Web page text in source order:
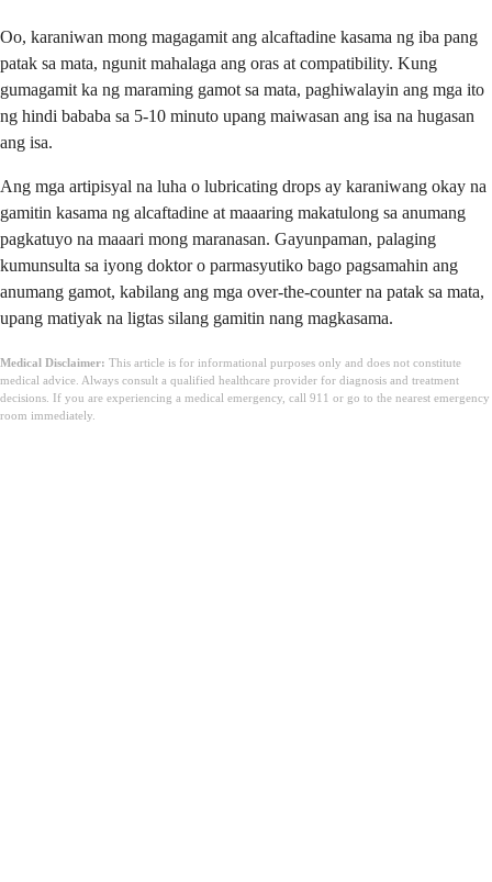
Oo, karaniwan mong magagamit ang alcaftadine kasama ng iba pang
patak sa mata, ngunit mahalaga ang oras at compatibility. Kung
gumagamit ka ng maraming gamot sa mata, paghiwalayin ang mga ito
ng hindi bababa sa 5-10 minuto upang maiwasan ang isa na hugasan
ang isa.
Ang mga artipisyal na luha o lubricating drops ay karaniwang okay na
gamitin kasama ng alcaftadine at maaaring makatulong sa anumang
pagkatuyo na maaari mong maranasan. Gayunpaman, palaging
kumunsulta sa iyong doktor o parmasyutiko bago pagsamahin ang
anumang gamot, kabilang ang mga over-the-counter na patak sa mata,
upang matiyak na ligtas silang gamitin nang magkasama.
Medical Disclaimer: This article is for informational purposes only and does not constitute
medical advice. Always consult a qualified healthcare provider for diagnosis and treatment
decisions. If you are experiencing a medical emergency, call 911 or go to the nearest emergency
room immediately.